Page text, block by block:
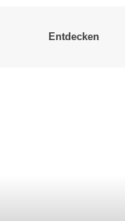
Entdecken